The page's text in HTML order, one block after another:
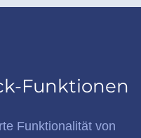
Funktionen
Funktionalität von